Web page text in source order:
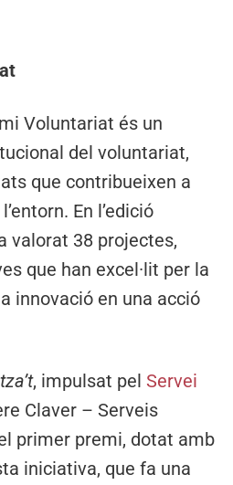
Voluntariat és un
del voluntariat,
que contribueixen a
En l’edició
valorat 38 projectes,
que han excel·lit per la
innovació en una acció
, impulsat pel Servei
Claver – Serveis
primer premi, dotat amb
iniciativa, que fa una